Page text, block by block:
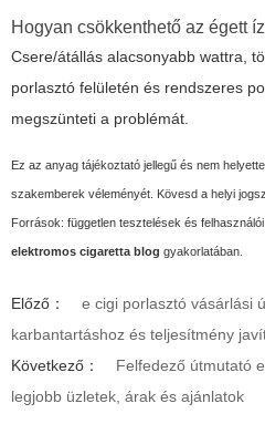
Hogyan csökkenthető az égett
Csere/átállás alacsonyabb wattra,
porlasztó felületén és rendszeres
megszünteti a problémát.
Ez az anyag tájékoztató jellegű és nem
szakemberek véleményét. Kövesd a helyi
Források: független tesztelések és
elektromos cigaretta blog gyakorlatában.
Előző：
e cigi porlasztó vásárlási
karbantartáshoz és teljesítmény
Következő：
Felfedező útmutató
legjobb üzletek, árak és ajánlatok